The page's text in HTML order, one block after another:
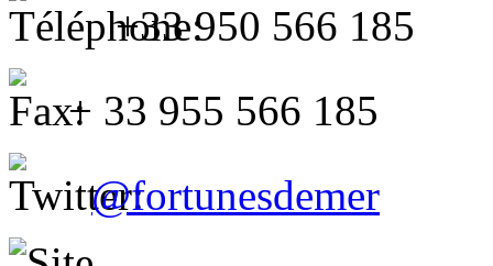
+33 950 566 185
+ 33 955 566 185
@fortunesdemer